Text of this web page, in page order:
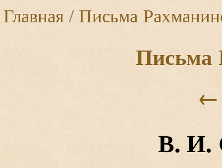
Главная/Письма
Письма
←
В. И.